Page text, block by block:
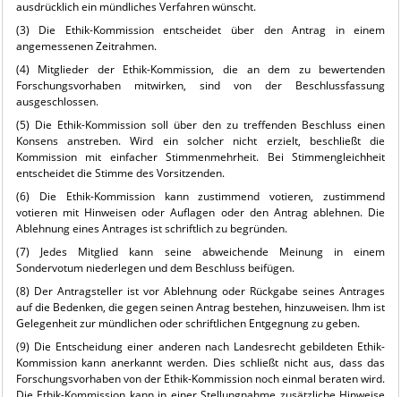
ausdrücklich ein mündliches Verfahren wünscht.
(3) Die Ethik-Kommission entscheidet über den Antrag in einem
angemessenen Zeitrahmen.
(4) Mitglieder der Ethik-Kommission, die an dem zu bewertenden
Forschungsvorhaben mitwirken, sind von der Beschlussfassung
ausgeschlossen.
(5) Die Ethik-Kommission soll über den zu treffenden Beschluss einen
Konsens anstreben. Wird ein solcher nicht erzielt, beschließt die
Kommission mit einfacher Stimmenmehrheit. Bei Stimmengleichheit
entscheidet die Stimme des Vorsitzenden.
(6) Die Ethik-Kommission kann zustimmend votieren, zustimmend
votieren mit Hinweisen oder Auflagen oder den Antrag ablehnen. Die
Ablehnung eines Antrages ist schriftlich zu begründen.
(7) Jedes Mitglied kann seine abweichende Meinung in einem
Sondervotum niederlegen und dem Beschluss beifügen.
(8) Der Antragsteller ist vor Ablehnung oder Rückgabe seines Antrages
auf die Bedenken, die gegen seinen Antrag bestehen, hinzuweisen. Ihm ist
Gelegenheit zur mündlichen oder schriftlichen Entgegnung zu geben.
(9) Die Entscheidung einer anderen nach Landesrecht gebildeten Ethik-
Kommission kann anerkannt werden. Dies schließt nicht aus, dass das
Forschungsvorhaben von der Ethik-Kommission noch einmal beraten wird.